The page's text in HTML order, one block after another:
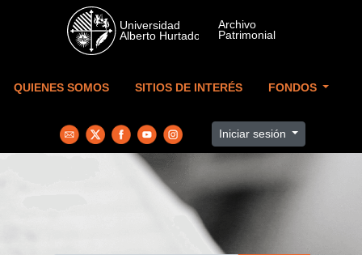
Skip to main content
QUIENES SOMOS SITIOS DE INTERÉS FONDOS
Iniciar sesión